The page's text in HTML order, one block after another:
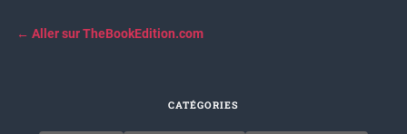
← Aller sur TheBookEdition.com
CATÉGORIES